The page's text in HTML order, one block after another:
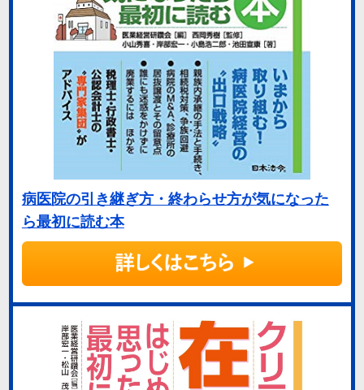
病医院の引き継ぎ方・終わらせ方が気になった
ら最初に読む本